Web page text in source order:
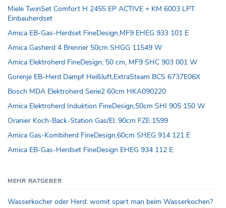
Miele TwinSet Comfort H 2455 EP ACTIVE + KM 6003 LPT
Einbauherdset
Amica EB-Gas-Herdset FineDesign,MF9 EHEG 933 101 E
Amica Gasherd 4 Brenner 50cm SHGG 11549 W
Amica Elektroherd FineDesign, 50 cm, MF9 SHC 903 001 W
Gorenje EB-Herd Dampf Heißluft,ExtraSteam BCS 6737E06X
Bosch MDA Elektroherd Serie2 60cm HKA090220
Amica Elektroherd Induktion FineDesign,50cm SHI 905 150 W
Oranier Koch-Back-Station Gas/El. 90cm FZE 1599
Amica Gas-Kombiherd FineDesign,60cm SHEG 914 121 E
Amica EB-Gas-Herdset FineDesign EHEG 934 112 E
MEHR RATGEBER
Wasserkocher oder Herd: womit spart man beim Wasserkochen?